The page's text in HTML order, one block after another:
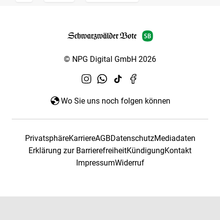
© NPG Digital GmbH 2026
Wo Sie uns noch folgen können
PrivatsphäreKarriereAGBDatenschutzMediadaten
Erklärung zur BarrierefreiheitKündigungKontakt
ImpressumWiderruf